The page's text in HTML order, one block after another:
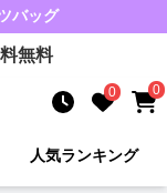
バッグ
無料
0 0
人気ランキング